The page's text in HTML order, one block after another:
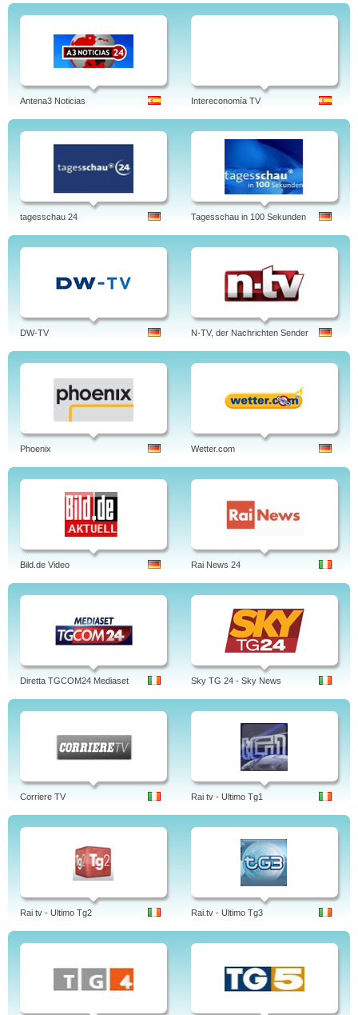
Antena3 Noticias Intereconomía TV
tagesschau 24 Tagesschau in 100 Sekunden
DW-TV N-TV, der Nachrichten Sender
Phoenix Wetter.com
Bild.de Video Rai News 24
Diretta TGCOM24 Mediaset Sky TG 24 - Sky News
Corriere TV Rai tv - Ultimo Tg1
Rai tv - Ultimo Tg2 Rai.tv - Ultimo Tg3